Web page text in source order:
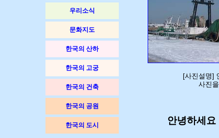
우리소식
문화지도
한국의 산하
한국의 고궁
한국의 건축
한국의 공원
한국의 도시
[사진설명]
사진
안녕하세